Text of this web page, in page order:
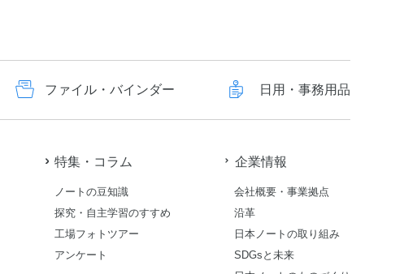
ファイル・バインダー 日用・事務用品
特集・コラム
ノートの豆知識
探究・自主学習のすすめ
工場フォトツアー
アンケート
企業情報
会社概要・事業拠点
沿革
日本ノートの取り組み
SDGsと未来